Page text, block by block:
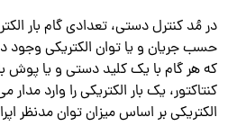
حسب جریان و یا توان الکتریکی وجود
که هر گام با یک کلید دستی و یا پوش
کنتاکتور، یک بار الکتریکی را وارد
الکتریکی بر اساس میزان توان مدنظر